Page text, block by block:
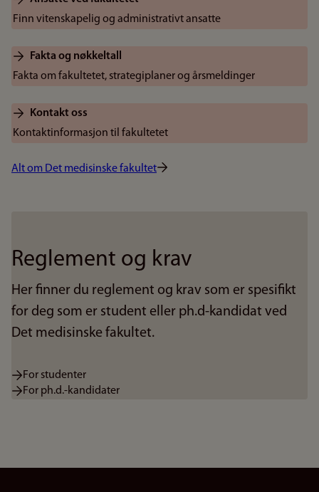
Finn vitenskapelig og administrativt ansatte
Fakta og nøkkeltall
Fakta om fakultetet, strategiplaner og årsmeldinger
Kontakt oss
Kontaktinformasjon til fakultetet
Alt om Det medisinske fakultet
Reglement og krav
Her finner du reglement og krav som er spesifikt
for deg som er student eller ph.d-kandidat ved
Det medisinske fakultet.
For studenter
For ph.d.-kandidater